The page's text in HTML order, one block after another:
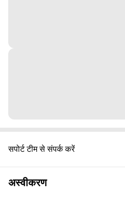
सपोर्ट टीम से संपर्क करें
अस्वीकरण